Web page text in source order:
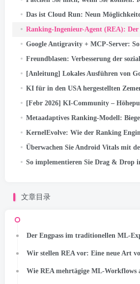
Das ist Cloud Run: Neun Möglichkeiten zur Bereitstellung (und
Ranking-Ingenieur-Agent (REA): Der autonome KI-Agent beschleunigt die
Google Antigravity + MCP-Server: So verbinden Sie GitHub und Push-Code
Freundblasen: Verbesserung der sozialen
[Anleitung] Lokales Ausführen von Googles Gemma-4b mit
KI für in den USA hergestellten
[Febr 2026] KI-Community – Höhepunkte und
Metaadaptives Ranking-Modell: Biegen der Inferenzskalierungskurve zur
KernelEvolve: Wie der Ranking Engineer Agent von
Überwachen Sie Android Vitals mit der Play
So implementieren Sie Drag & Drop in
文章目录
Der Engpass im traditionellen ML-